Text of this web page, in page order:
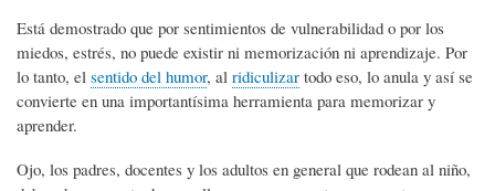
Está demostrado que por sentimientos de vulnerabilidad o por los
miedos, estrés, no puede existir ni memorización ni aprendizaje. Por
lo tanto, el sentido del humor, al ridiculizar todo eso, lo anula y así se
convierte en una importantísima herramienta para memorizar y
aprender.
Ojo, los padres, docentes y los adultos en general que rodean al niño,